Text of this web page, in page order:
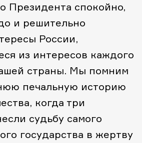
Президента спокойно,
и решительно
России,
из интересов каждого
страны. Мы помним
печальную историю
когда три
судьбу самого
государства в жертву